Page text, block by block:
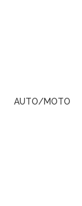
AUTO/MOTO